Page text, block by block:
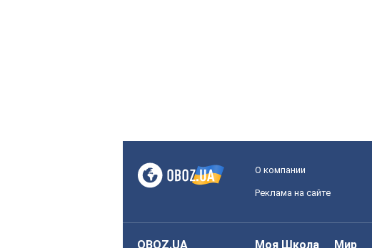
О компании
Реклама на сайте
OBOZ.UA Моя Школа Мир